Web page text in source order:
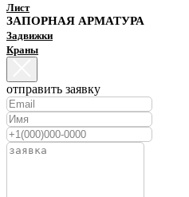
Лист
ЗАПОРНАЯ АРМАТУРА
Задвижки
Краны
отправить заявку